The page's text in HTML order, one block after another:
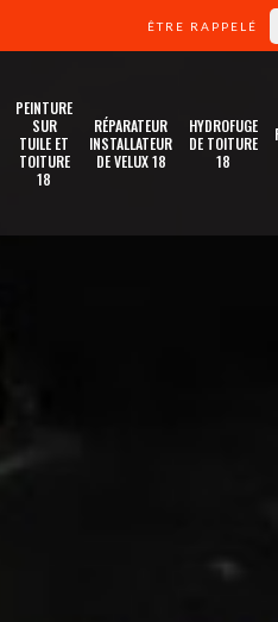
ÊTRE RAPPELÉ
PEINTURE
SUR
TUILE ET
TOITURE
18
RÉPARATEUR
INSTALLATEUR
DE VELUX 18
HYDROFUGE
DE TOITURE
18